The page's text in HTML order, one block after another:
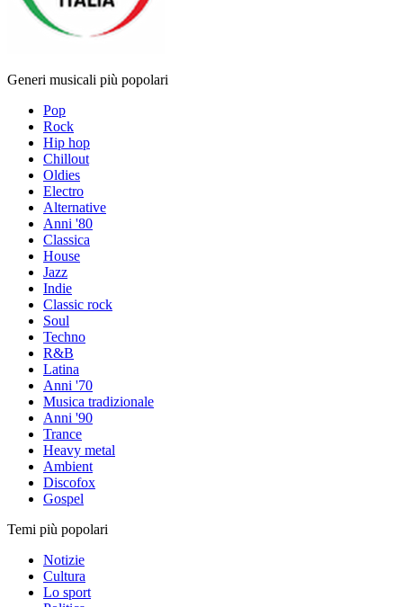
Generi musicali più popolari
Pop
Rock
Hip hop
Chillout
Oldies
Electro
Alternative
Anni '80
Classica
House
Jazz
Indie
Classic rock
Soul
Techno
R&B
Latina
Anni '70
Musica tradizionale
Anni '90
Trance
Heavy metal
Ambient
Discofox
Gospel
Temi più popolari
Notizie
Cultura
Lo sport